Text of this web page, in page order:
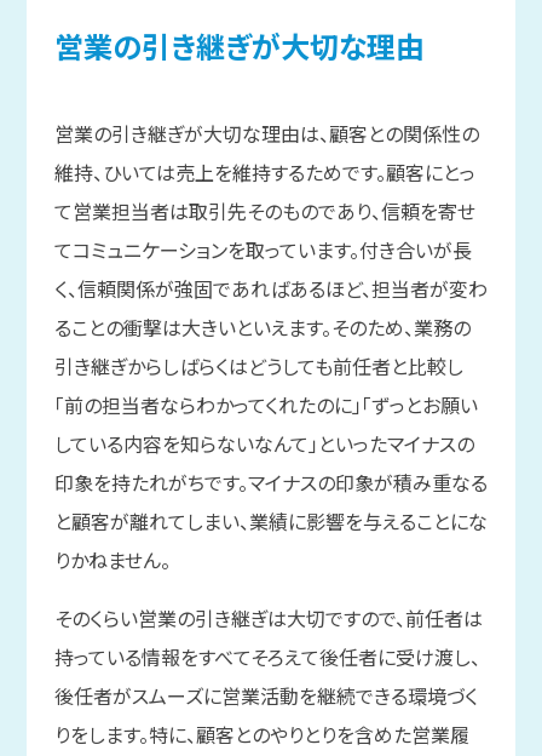
営業の引き継ぎが大切な理由
営業の引き継ぎが大切な理由は、顧客との関係性の
維持、ひいては売上を維持するためです。顧客にとっ
て営業担当者は取引先そのものであり、信頼を寄せ
てコミュニケーションを取っています。付き合いが長
く、信頼関係が強固であればあるほど、担当者が変わ
ることの衝撃は大きいといえます。そのため、業務の
引き継ぎからしばらくはどうしても前任者と比較し
「前の担当者ならわかってくれたのに」「ずっとお願い
している内容を知らないなんて」といったマイナスの
印象を持たれがちです。マイナスの印象が積み重なる
と顧客が離れてしまい、業績に影響を与えることにな
りかねません。
そのくらい営業の引き継ぎは大切ですので、前任者は
持っている情報をすべてそろえて後任者に受け渡し、
後任者がスムーズに営業活動を継続できる環境づく
りをします。特に、顧客とのやりとりを含めた営業履